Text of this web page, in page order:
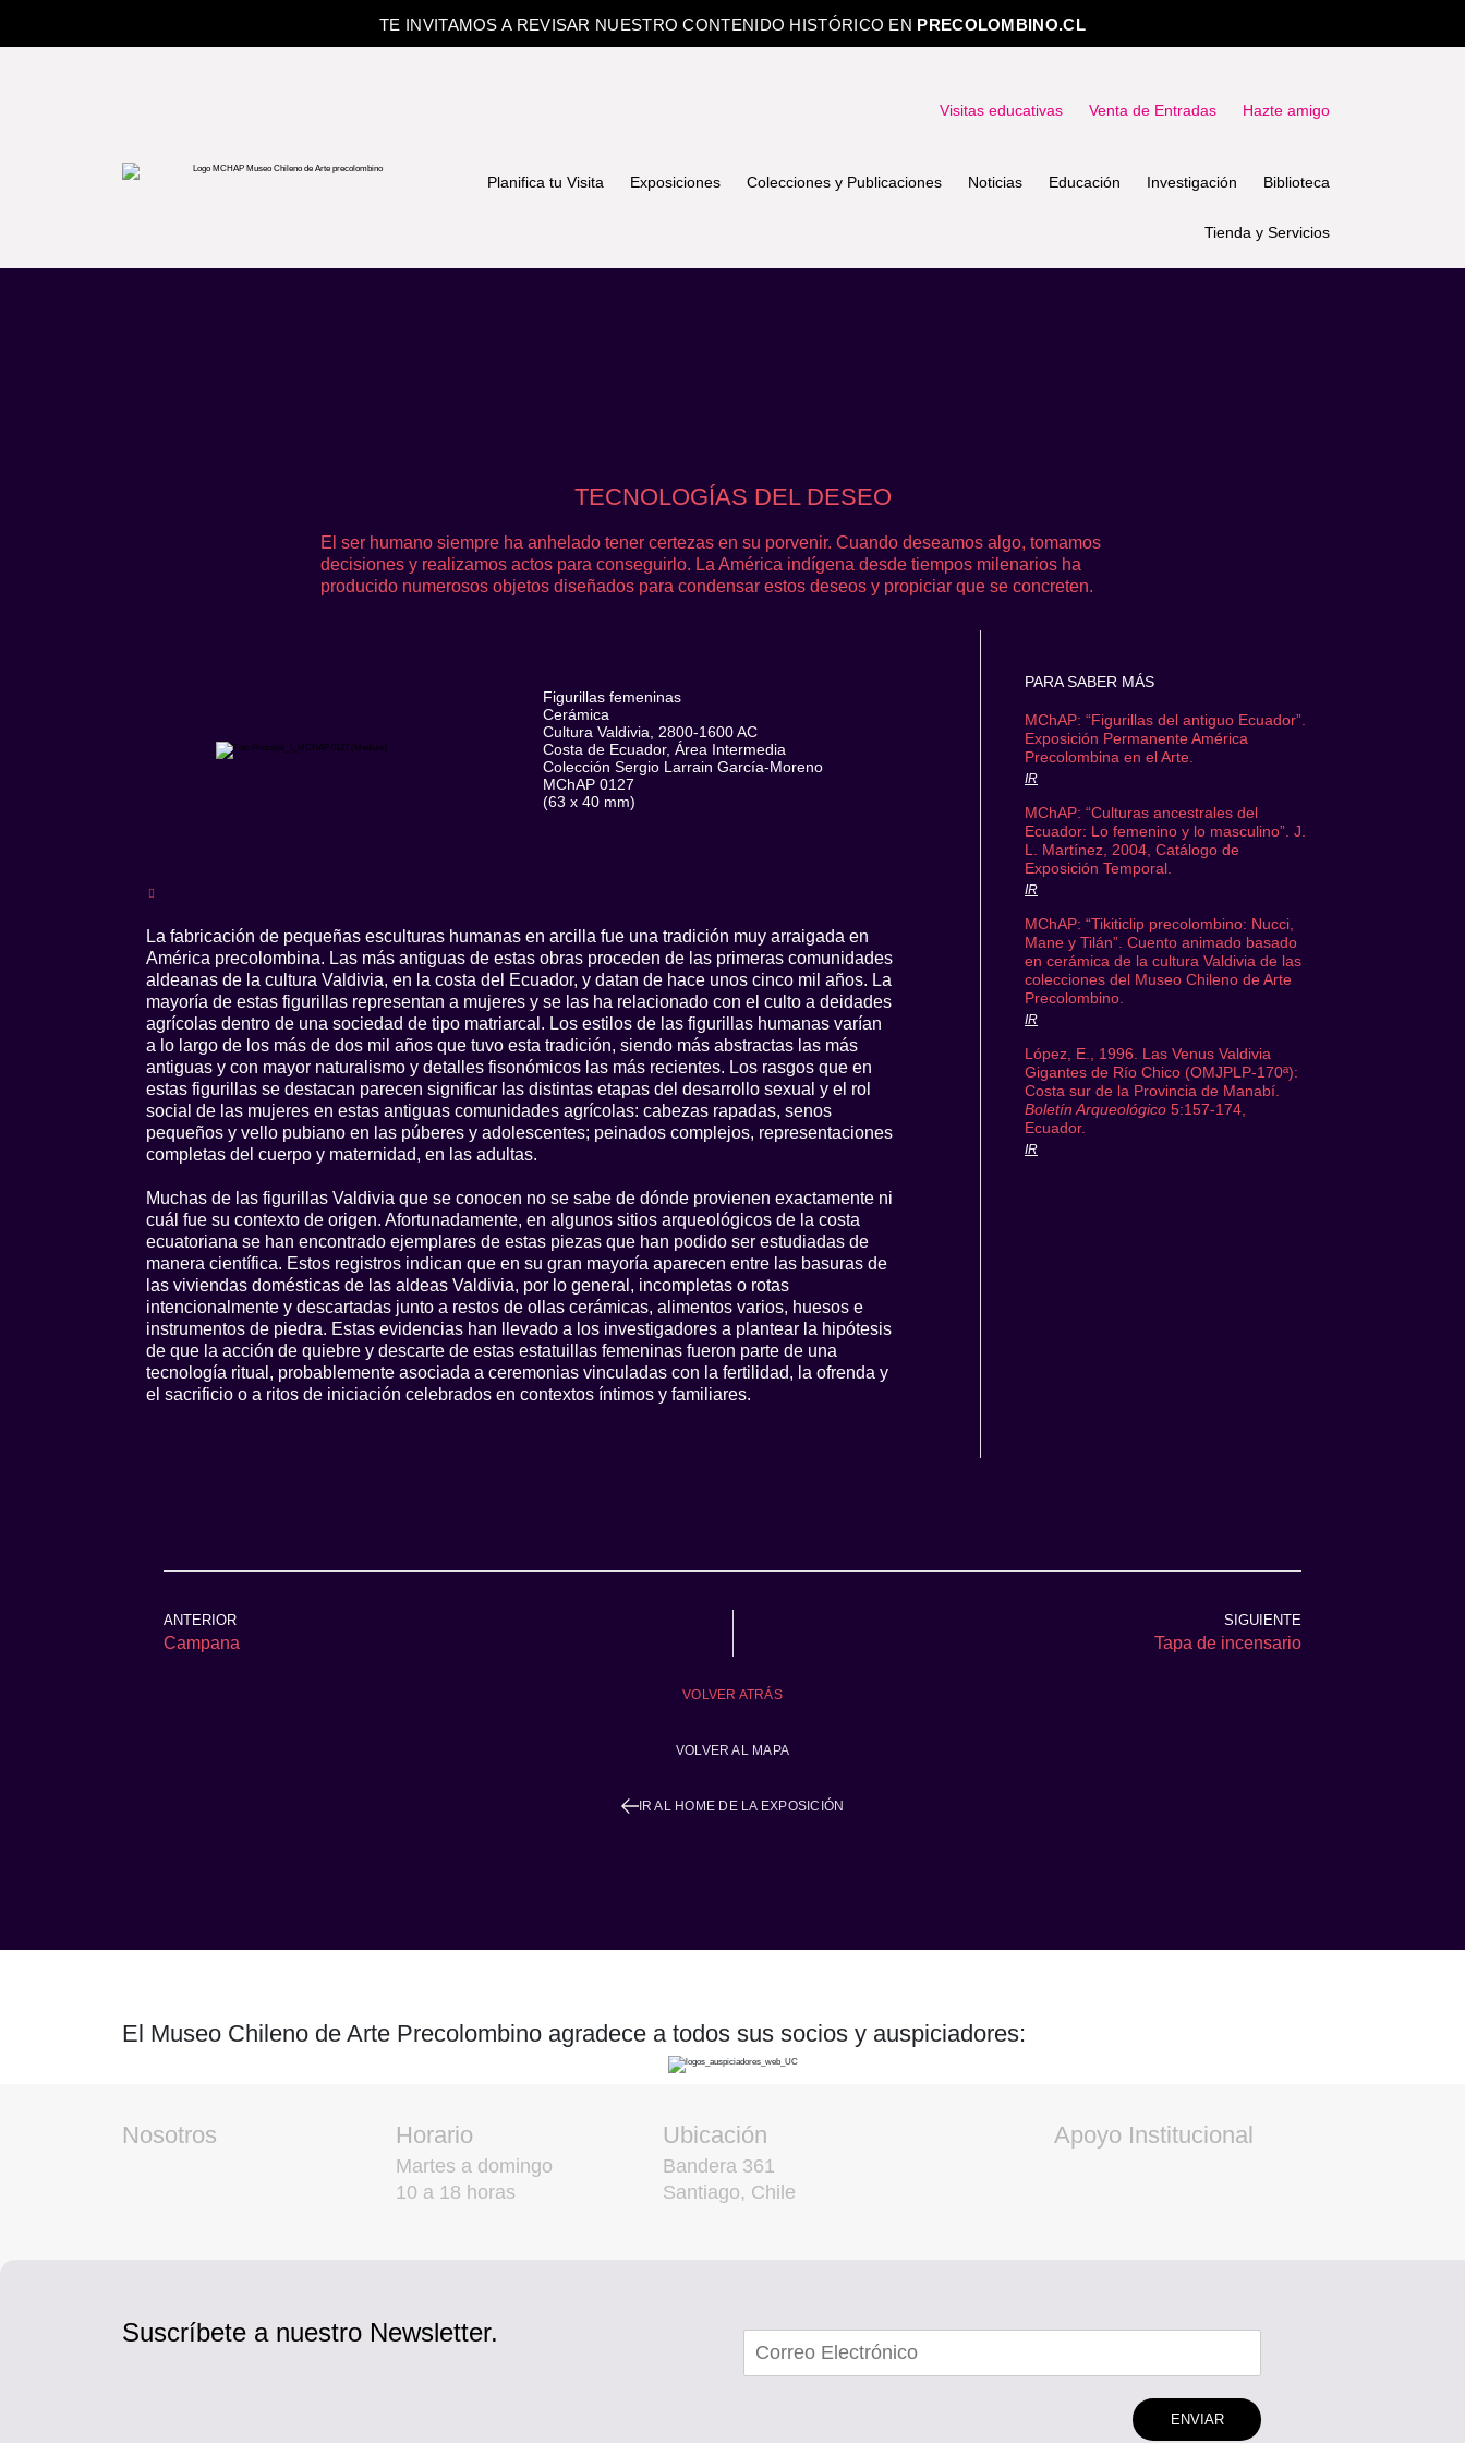
TE INVITAMOS A REVISAR NUESTRO CONTENIDO HISTÓRICO EN PRECOLOMBINO.CL
Visitas educativas Venta de Entradas Hazte amigo
Planifica tu Visita Exposiciones Colecciones y Publicaciones Noticias Educación Investigación Biblioteca
Tienda y Servicios
TECNOLOGÍAS DEL DESEO
El ser humano siempre ha anhelado tener certezas en su porvenir. Cuando deseamos algo, tomamos
decisiones y realizamos actos para conseguirlo. La América indígena desde tiempos milenarios ha
producido numerosos objetos diseñados para condensar estos deseos y propiciar que se concreten.
Figurillas femeninas
Cerámica
Cultura Valdivia, 2800-1600 AC
Costa de Ecuador, Área Intermedia
Colección Sergio Larrain García-Moreno
MChAP 0127
(63 x 40 mm)
Cerámica
La fabricación de pequeñas esculturas humanas en arcilla fue una tradición muy arraigada en
América precolombina. Las más antiguas de estas obras proceden de las primeras comunidades
aldeanas de la cultura Valdivia, en la costa del Ecuador, y datan de hace unos cinco mil años. La
mayoría de estas figurillas representan a mujeres y se las ha relacionado con el culto a deidades
agrícolas dentro de una sociedad de tipo matriarcal. Los estilos de las figurillas humanas varían
a lo largo de los más de dos mil años que tuvo esta tradición, siendo más abstractas las más
antiguas y con mayor naturalismo y detalles fisonómicos las más recientes. Los rasgos que en
estas figurillas se destacan parecen significar las distintas etapas del desarrollo sexual y el rol
social de las mujeres en estas antiguas comunidades agrícolas: cabezas rapadas, senos
pequeños y vello pubiano en las púberes y adolescentes; peinados complejos, representaciones
completas del cuerpo y maternidad, en las adultas.
Muchas de las figurillas Valdivia que se conocen no se sabe de dónde provienen exactamente ni
cuál fue su contexto de origen. Afortunadamente, en algunos sitios arqueológicos de la costa
ecuatoriana se han encontrado ejemplares de estas piezas que han podido ser estudiadas de
manera científica. Estos registros indican que en su gran mayoría aparecen entre las basuras de
las viviendas domésticas de las aldeas Valdivia, por lo general, incompletas o rotas
intencionalmente y descartadas junto a restos de ollas cerámicas, alimentos varios, huesos e
instrumentos de piedra. Estas evidencias han llevado a los investigadores a plantear la hipótesis
de que la acción de quiebre y descarte de estas estatuillas femeninas fueron parte de una
tecnología ritual, probablemente asociada a ceremonias vinculadas con la fertilidad, la ofrenda y
el sacrificio o a ritos de iniciación celebrados en contextos íntimos y familiares.
PARA SABER MÁS
MChAP: “Figurillas del antiguo Ecuador”.
Exposición Permanente América
Precolombina en el Arte.
IR
MChAP: “Culturas ancestrales del
Ecuador: Lo femenino y lo masculino”. J.
L. Martínez, 2004, Catálogo de
Exposición Temporal.
IR
MChAP: “Tikiticlip precolombino: Nucci,
Mane y Tilán”. Cuento animado basado
en cerámica de la cultura Valdivia de las
colecciones del Museo Chileno de Arte
Precolombino.
IR
López, E., 1996. Las Venus Valdivia
Gigantes de Río Chico (OMJPLP-170ª):
Costa sur de la Provincia de Manabí.
Boletín Arqueológico5:157-174,
Ecuador.
IR
ANTERIOR
Campana
SIGUIENTE
Tapa de incensario
VOLVER ATRÁS
VOLVER AL MAPA
IR AL HOME DE LA EXPOSICIÓN
El Museo Chileno de Arte Precolombino agradece a todos sus socios y auspiciadores:
Nosotros Horario
Martes a domingo
10 a 18 horas
Ubicación
Bandera 361
Santiago, Chile
Apoyo Institucional
Suscríbete a nuestro Newsletter.
ENVIAR